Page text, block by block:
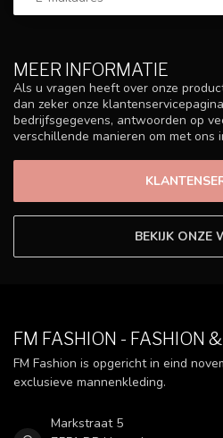
MEER INFORMATIE
Als u vragen heeft over onze
dan zeker onze
bedrijfsgegevens, antwoorden op
verschillende manieren om met ons
BEKIJK ONZE
FM FASHION - FASHION
FM Fashion is opgericht in eind
exclusieve mannenkleding.
Markstraat 5